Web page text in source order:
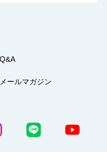
Q&A
メールマガジン